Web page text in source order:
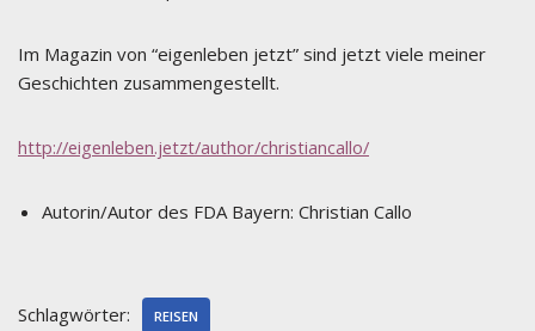
Im Magazin von “eigenleben jetzt” sind jetzt viele meiner
Geschichten zusammengestellt.
http://eigenleben.jetzt/author/christiancallo/
Autorin/Autor des FDA Bayern: Christian Callo
Schlagwörter: REISEN